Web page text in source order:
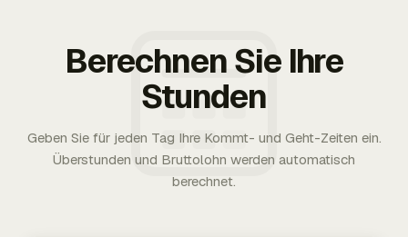
Berechnen Sie Ihre
Stunden
Geben Sie für jeden Tag Ihre Kommt- und Geht-Zeiten ein.
Überstunden und Bruttolohn werden automatisch
berechnet.